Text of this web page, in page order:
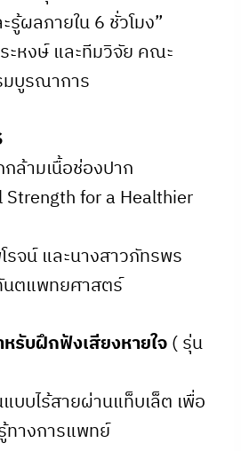
ผลภายใน 6 ชั่วโมง”
ะหงษ์ และทีมวิจัย คณะ
มบูรณาการ
ล้ามเนื้อช่องปาก
Strength for a Healthier
รจน์ และนางสาวภัทรพร
ตแพทยศาสตร์
รับฝึกฟังเสียงหายใจ( รุ่น
บบไร้สายผ่านแท็บเล็ต เพื่อ
ทางการแพทย์